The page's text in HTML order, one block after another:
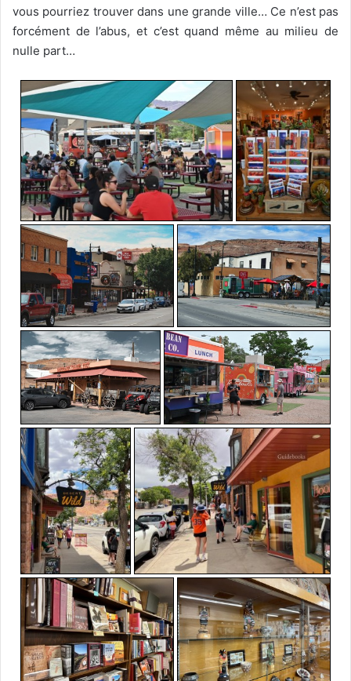
vous pourriez trouver dans une grande ville… Ce n’est pas
forcément de l’abus, et c’est quand même au milieu de
nulle part…